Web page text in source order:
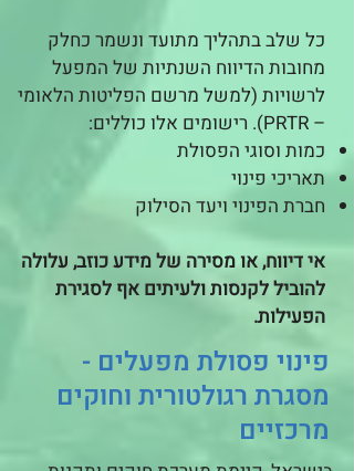
כל שלב בתהליך מתועד ונשמר כחלק
מחובות הדיווח השנתיות של המפעל
לרשויות (למשל מרשם הפליטות הלאומי
– PRTR). רישומים אלו כוללים:
כמות וסוגי הפסולת
תאריכי פינוי
חברת הפינוי ויעד הסילוק
אי דיווח, או מסירה של מידע כוזב, עלולה
להוביל לקנסות ולעיתים אף לסגירת
הפעילות.
פינוי פסולת מפעלים -
מסגרת רגולטורית וחוקים
מרכזיים